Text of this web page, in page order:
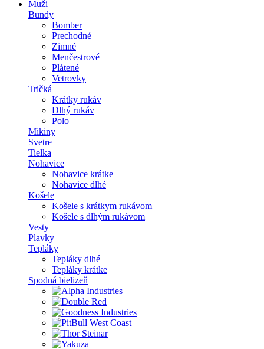
Muži
Bundy
Bomber
Prechodné
Zimné
Menčestrové
Plátené
Vetrovky
Tričká
Krátky rukáv
Dlhý rukáv
Polo
Mikiny
Svetre
Tielka
Nohavice
Nohavice krátke
Nohavice dlhé
Košele
Košele s krátkym rukávom
Košele s dlhým rukávom
Vesty
Plavky
Tepláky
Tepláky dlhé
Tepláky krátke
Spodná bielizeň